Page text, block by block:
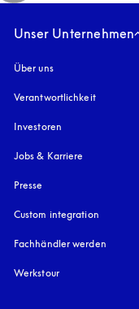
Tab
Tab
einem neuen Tab
Unser Unternehmen
Über uns
Verantwortlichkeit
Investoren
Jobs & Karriere
Presse
Custom integration
Fachhändler werden
Werkstour